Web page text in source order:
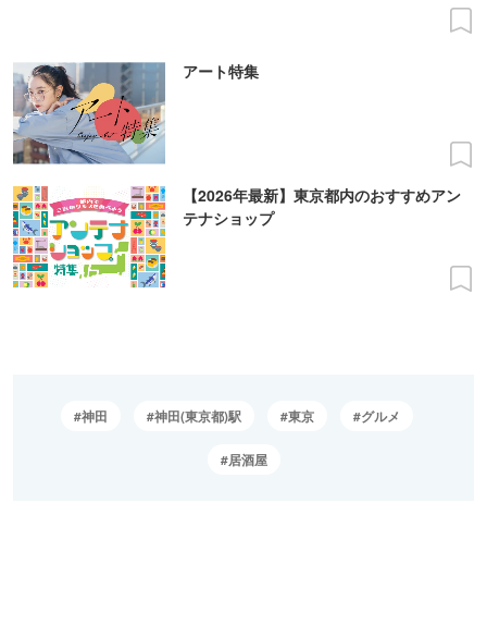
アート特集
【2026年最新】東京都内のおすすめアン
テナショップ
神田 神田(東京都)駅 東京 グルメ
居酒屋